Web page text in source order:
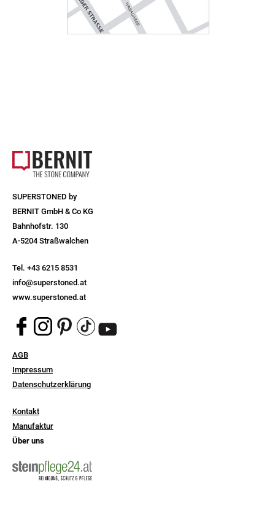
SUPERSTONED by
BERNIT GmbH & Co KG
Bahnhofstr. 130
A-5204 Straßwalchen
Tel. +43 6215 8531
info@superstoned.at
www.superstoned.at
Navigation
überspringen
AGB
Impressum
Datenschutzerklärung
Navigation
überspringen
Kontakt
Manufaktur
Über uns